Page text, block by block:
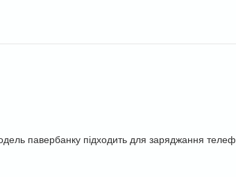
павербанку підходить для заряджання